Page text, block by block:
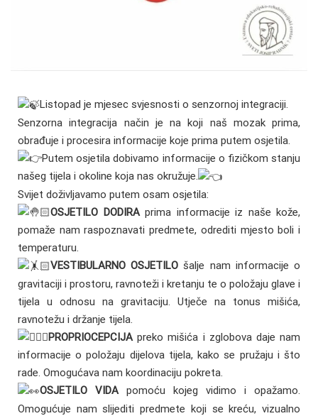
Listopad je mjesec svjesnosti o senzornoj integraciji.
Senzorna integracija način je na koji naš mozak prima,
obrađuje i procesira informacije koje prima putem osjetila.
Putem osjetila dobivamo informacije o fizičkom stanju
našeg tijela i okoline koja nas okružuje.
Svijet doživljavamo putem osam osjetila:
OSJETILO DODIRAprima informacije iz naše kože,
pomaže nam raspoznavati predmete, odrediti mjesto boli i
temperaturu.
VESTIBULARNO OSJETILO šalje nam informacije o
gravitaciji i prostoru, ravnoteži i kretanju te o položaju glave i
tijela u odnosu na gravitaciju. Utječe na tonus mišića,
ravnotežu i držanje tijela.
PROPRIOCEPCIJApreko mišića i zglobova daje nam
informacije o položaju dijelova tijela, kako se pružaju i što
rade. Omogućava nam koordinaciju pokreta.
OSJETILO VIDApomoću kojeg vidimo i opažamo.
Omogućuje nam slijediti predmete koji se kreću, vizualno